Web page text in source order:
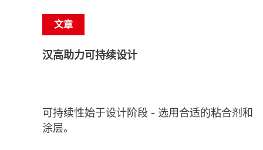
文章
汉高助力可持续设计
可持续性始于设计阶段 - 选用合适的粘合剂和
涂层。